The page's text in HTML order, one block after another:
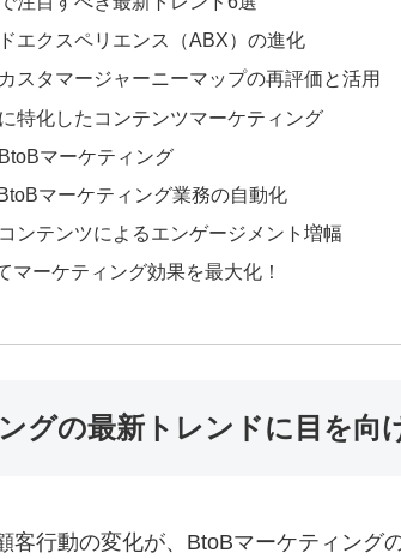
エクスペリエンス（ABX）の進化
スタマージャーニーマップの再評価と活用
特化したコンテンツマーケティング
マーケティング
マーケティング業務の自動化
ンテンツによるエンゲージメント増幅
マーケティング効果を最大化！
グの最新トレンドに目を向
客行動の変化が、BtoBマーケティング